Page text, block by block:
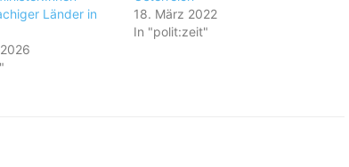
Länder in
18. März 2022
In "polit:zeit"